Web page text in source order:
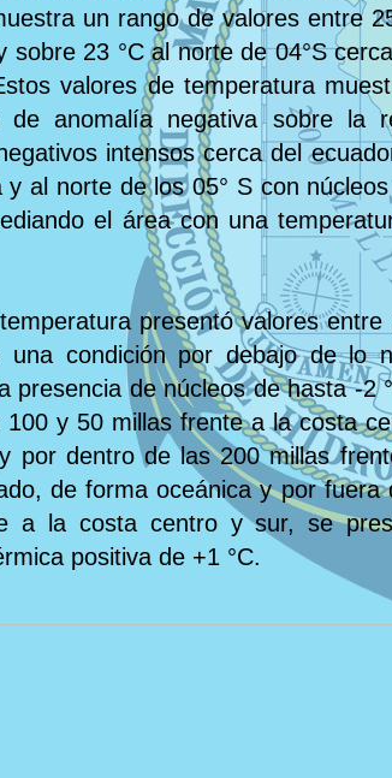
un rango de valores entre
sobre 23 °C al norte de 04°S
valores de temperatura
de anomalía negativa sobre la
intensos cerca del
y al norte de los 05° S con
el área con una
presentó valores entre
una condición por debajo de lo
presencia de núcleos de hasta -2
y 50 millas frente a la costa
por dentro de las 200 millas
de forma oceánica y por fuera
a la costa centro y sur, se
positiva de +1 °C.